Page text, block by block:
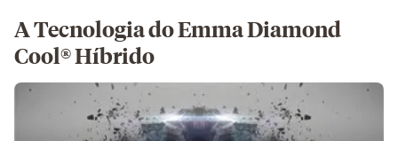
A Tecnologia do Emma Diamond
Cool® Híbrido